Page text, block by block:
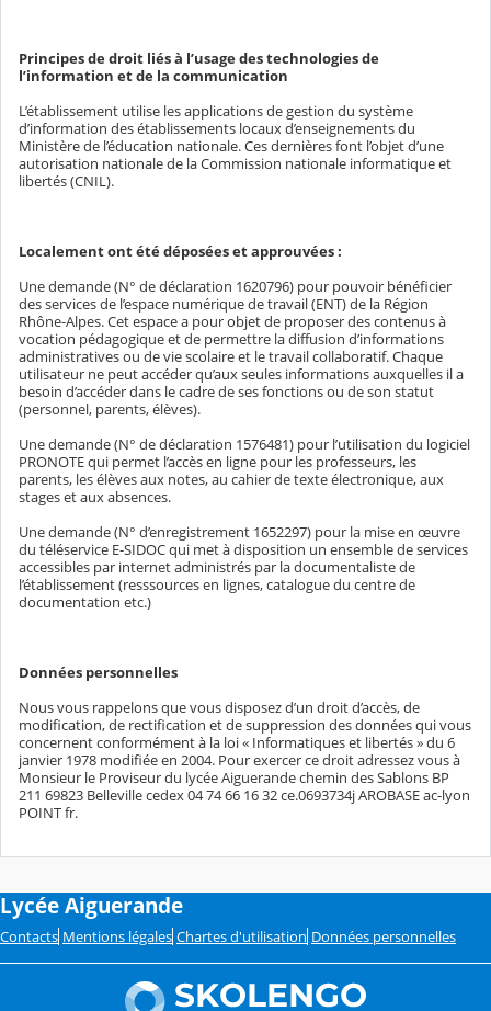
Principes de droit liés à l’usage des technologies de
l’information et de la communication
L’établissement utilise les applications de gestion du système
d’information des établissements locaux d’enseignements du
Ministère de l’éducation nationale. Ces dernières font l’objet d’une
autorisation nationale de la Commission nationale informatique et
libertés (CNIL).
Localement ont été déposées et approuvées :
Une demande (N° de déclaration 1620796) pour pouvoir bénéficier
des services de l’espace numérique de travail (ENT) de la Région
Rhône-Alpes. Cet espace a pour objet de proposer des contenus à
vocation pédagogique et de permettre la diffusion d’informations
administratives ou de vie scolaire et le travail collaboratif. Chaque
utilisateur ne peut accéder qu’aux seules informations auxquelles il a
besoin d’accéder dans le cadre de ses fonctions ou de son statut
(personnel, parents, élèves).
Une demande (N° de déclaration 1576481) pour l’utilisation du logiciel
PRONOTE qui permet l’accès en ligne pour les professeurs, les
parents, les élèves aux notes, au cahier de texte électronique, aux
stages et aux absences.
Une demande (N° d’enregistrement 1652297) pour la mise en œuvre
du téléservice E-SIDOC qui met à disposition un ensemble de services
accessibles par internet administrés par la documentaliste de
l’établissement (resssources en lignes, catalogue du centre de
documentation etc.)
Données personnelles
Nous vous rappelons que vous disposez d’un droit d’accès, de
modification, de rectification et de suppression des données qui vous
concernent conformément à la loi « Informatiques et libertés » du 6
janvier 1978 modifiée en 2004. Pour exercer ce droit adressez vous à
Monsieur le Proviseur du lycée Aiguerande chemin des Sablons BP
211 69823 Belleville cedex 04 74 66 16 32 ce.0693734j AROBASE ac-lyon
POINT fr.
Lycée Aiguerande
Contacts Mentions légales Chartes d'utilisation Données personnelles